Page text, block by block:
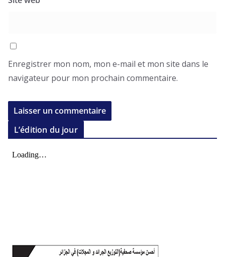
Enregistrer mon nom, mon e-mail et mon site dans le
navigateur pour mon prochain commentaire.
L’édition du jour